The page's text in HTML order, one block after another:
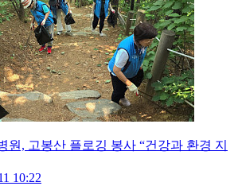
원, 고봉산 플로깅 봉사 “건강과 환경 지
10:22